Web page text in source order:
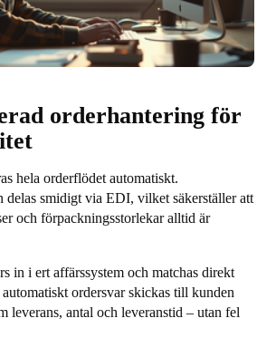
orderhantering för
hela orderflödet automatiskt.
delas smidigt via EDI, vilket säkerställer att
och förpackningsstorlekar alltid är
in i ert affärssystem och matchas direkt
ordersvar skickas till kunden
leverans, antal och leveranstid – utan fel